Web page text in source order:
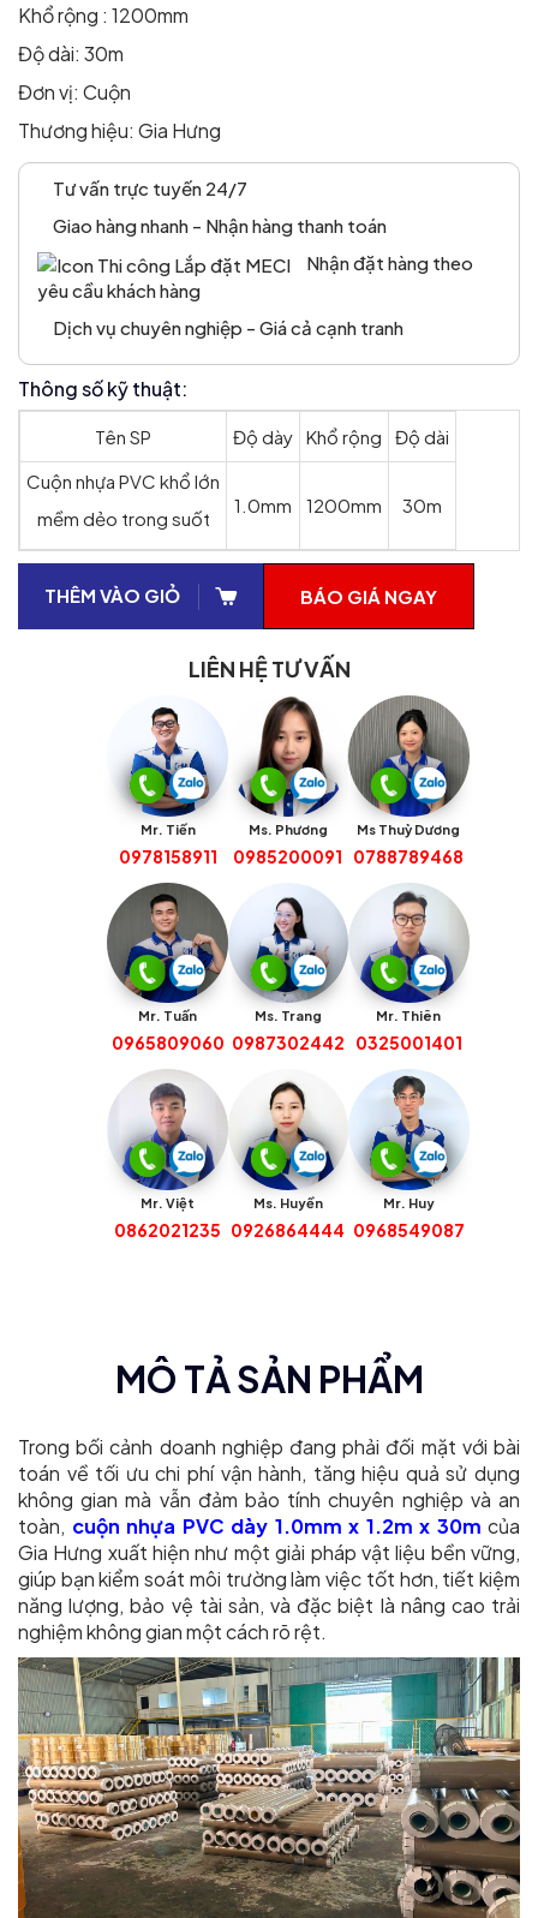
Khổ rộng : 1200mm
Độ dài: 30m
Đơn vị: Cuộn
Thương hiệu: Gia Hưng
Tư vấn trực tuyến 24/7
Giao hàng nhanh - Nhận hàng thanh toán
Nhận đặt hàng theo
yêu cầu khách hàng
Dịch vụ chuyên nghiệp - Giá cả cạnh tranh
Thông số kỹ thuật:
Tên SP Độ dày Khổ rộng
Độ dài
Cuộn nhựa PVC khổ lớn
mềm dẻo trong suốt
1.0mm 1200mm 30m
THÊM VÀO GIỎ BÁO GIÁ NGAY
LIÊN HỆ TƯ VẤN
Mr. Tiến
0978158911
Ms. Phương
0985200091
Ms Thuỳ Dương
0788789468
Mr. Tuấn
0965809060
Ms. Trang
0987302442
Mr. Thiên
0325001401
Mr. Việt
0862021235
Ms. Huyền
0926864444
Mr. Huy
0968549087
MÔ TẢ SẢN PHẨM
Trong bối cảnh doanh nghiệp đang phải đối mặt với bài
toán về tối ưu chi phí vận hành, tăng hiệu quả sử dụng
không gian mà vẫn đảm bảo tính chuyên nghiệp và an
toàn, cuộn nhựa PVC dày 1.0mm x 1.2m x 30m của
Gia Hưng xuất hiện như một giải pháp vật liệu bền vững,
giúp bạn kiểm soát môi trường làm việc tốt hơn, tiết kiệm
năng lượng, bảo vệ tài sản, và đặc biệt là nâng cao trải
nghiệm không gian một cách rõ rệt.